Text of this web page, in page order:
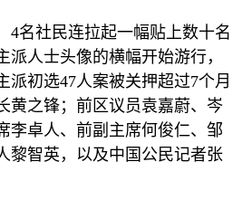
4名社民连拉起一幅贴上数十名
派人士头像的横幅开始游行，
派初选47人案被关押超过7个月
黄之锋；前区议员袁嘉蔚、岑
李卓人、前副主席何俊仁、邹
黎智英，以及中国公民记者张